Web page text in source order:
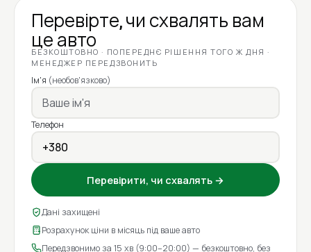
Перевірте, чи схвалять вам
це авто
БЕЗКОШТОВНО · ПОПЕРЕДНЄ РІШЕННЯ ТОГО Ж ДНЯ ·
МЕНЕДЖЕР ПЕРЕДЗВОНИТЬ
Ім'я (необов'язково)
Телефон
Перевірити, чи схвалять →
Дані захищені
Розрахунок ціни в місяць під ваше авто
Передзвонимо за 15 хв (9:00–20:00) — безкоштовно, без